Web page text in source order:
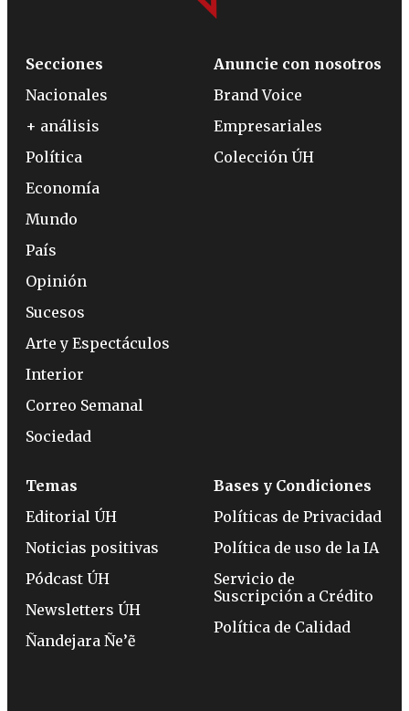
Secciones
Nacionales
+ análisis
Política
Economía
Mundo
País
Opinión
Sucesos
Arte y Espectáculos
Interior
Correo Semanal
Sociedad
Anuncie con nosotros
Brand Voice
Empresariales
Colección ÚH
Temas
Editorial ÚH
Noticias positivas
Pódcast ÚH
Newsletters ÚH
Ñandejara Ñe’ẽ
Bases y Condiciones
Políticas de Privacidad
Política de uso de la IA
Servicio de
Suscripción a Crédito
Política de Calidad